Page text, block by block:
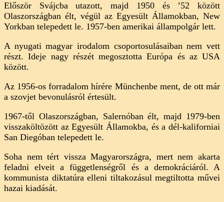
Először Svájcba utazott, majd 1950 és ’52 között
Olaszországban élt, végül az Egyesült Államokban, New
Yorkban telepedett le. 1957-ben amerikai állampolgár lett.
A nyugati magyar irodalom csoportosulásaiban nem vett
részt. Ideje nagy részét megosztotta Európa és az USA
között.
Az 1956-os forradalom hírére Münchenbe ment, de ott már
a szovjet bevonulásról értesült.
1967-től Olaszországban, Salernóban élt, majd 1979-ben
visszaköltözött az Egyesült Államokba, és a dél-kaliforniai
San Diegóban telepedett le.
Soha nem tért vissza Magyarországra, mert nem akarta
feladni elveit a függetlenségről és a demokráciáról. A
kommunista diktatúra elleni tiltakozásul megtiltotta művei
hazai kiadását.